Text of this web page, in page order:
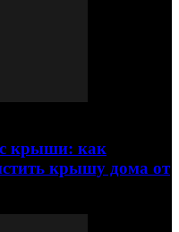
с крыши: как
крышу дома от